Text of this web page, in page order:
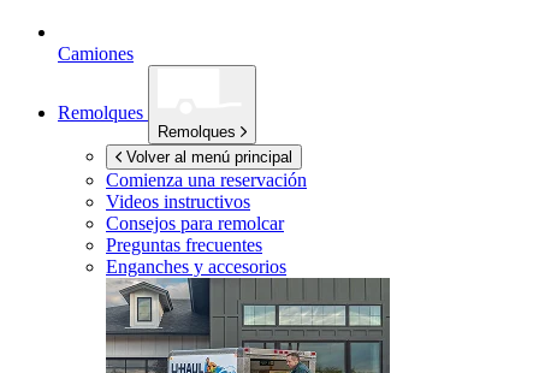
Camiones
Remolques
Remolques
Volver al menú principal
Comienza una reservación
Videos instructivos
Consejos para remolcar
Preguntas frecuentes
Enganches y accesorios